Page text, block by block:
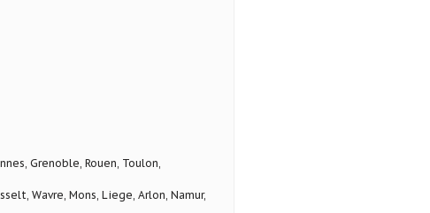
Grenoble, Rouen, Toulon,
Wavre, Mons, Liege, Arlon, Namur,